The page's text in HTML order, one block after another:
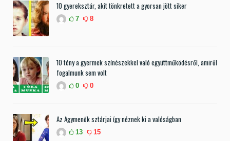
10 gyereksztár, akit tönkretett a gyorsan jött siker
7 8
10 tény a gyermek színészekkel való együttműködésről, amiről
fogalmunk sem volt
0 0
Az Agymenők sztárjai így néznek ki a valóságban
13 15